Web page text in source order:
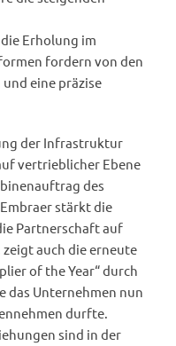
Erholung im
fordern von den
eine präzise
der Infrastruktur
vertrieblicher Ebene
des
stärkt die
Partnerschaft auf
auch die erneute
of the Year“ durch
das Unternehmen nun
durfte.
sind in der